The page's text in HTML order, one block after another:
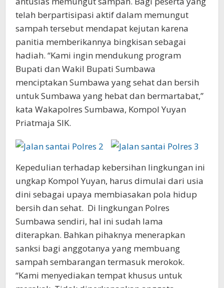
telah berpartisipasi aktif dalam memungut
sampah tersebut mendapat kejutan karena
panitia memberikannya bingkisan sebagai
hadiah. “Kami ingin mendukung program
Bupati dan Wakil Bupati Sumbawa
menciptakan Sumbawa yang sehat dan bersih
untuk Sumbawa yang hebat dan bermartabat,”
kata Wakapolres Sumbawa, Kompol Yuyan
Priatmaja SIK.
Kepedulian terhadap kebersihan lingkungan ini
ungkap Kompol Yuyan, harus dimulai dari usia
dini sebagai upaya membiasakan pola hidup
bersih dan sehat. Di lingkungan Polres
Sumbawa sendiri, hal ini sudah lama
diterapkan. Bahkan pihaknya menerapkan
sanksi bagi anggotanya yang membuang
sampah sembarangan termasuk merokok.
“Kami menyediakan tempat khusus untuk